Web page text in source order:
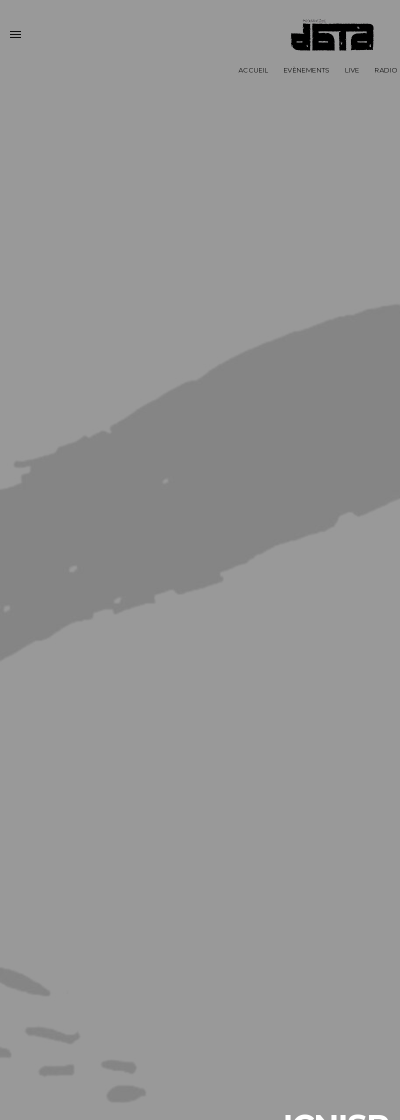
ACCUEIL EVÈNEMENTS LIVE RADIO